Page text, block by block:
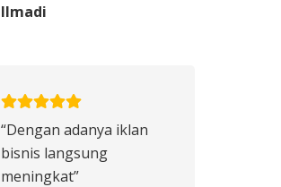
Ilmadi
“Dengan adanya iklan
bisnis langsung
meningkat”